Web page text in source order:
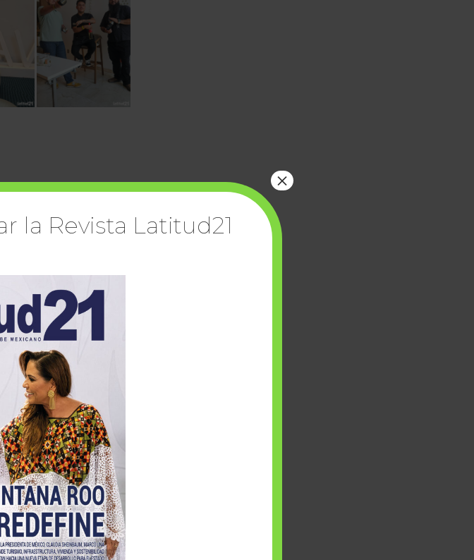
de bienvenida marcó el
hospitalidad reforzó la
una cortesía pensada
en más de 63 países, y
Su ubicación, cercana
de las más grandes de
XIBA, se distingue por
diálogo entre ingredientes
combinan tradición e
la Revista Latitud21
×